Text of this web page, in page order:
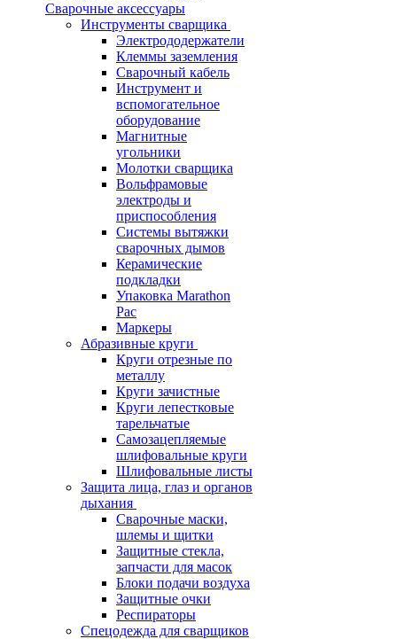
Сварочные аксессуары
Инструменты сварщика
Электрододержатели
Клеммы заземления
Сварочный кабель
Инструмент и
вспомогательное
оборудование
Магнитные
угольники
Молотки сварщика
Вольфрамовые
электроды и
приспособления
Системы вытяжки
сварочных дымов
Керамические
подкладки
Упаковка Marathon
Pac
Маркеры
Абразивные круги
Круги отрезные по
металлу
Круги зачистные
Круги лепестковые
тарельчатые
Самозацепляемые
шлифовальные круги
Шлифовальные листы
Защита лица, глаз и органов
дыхания
Сварочные маски,
шлемы и щитки
Защитные стекла,
запчасти для масок
Блоки подачи воздуха
Защитные очки
Респираторы
Спецодежда для сварщиков